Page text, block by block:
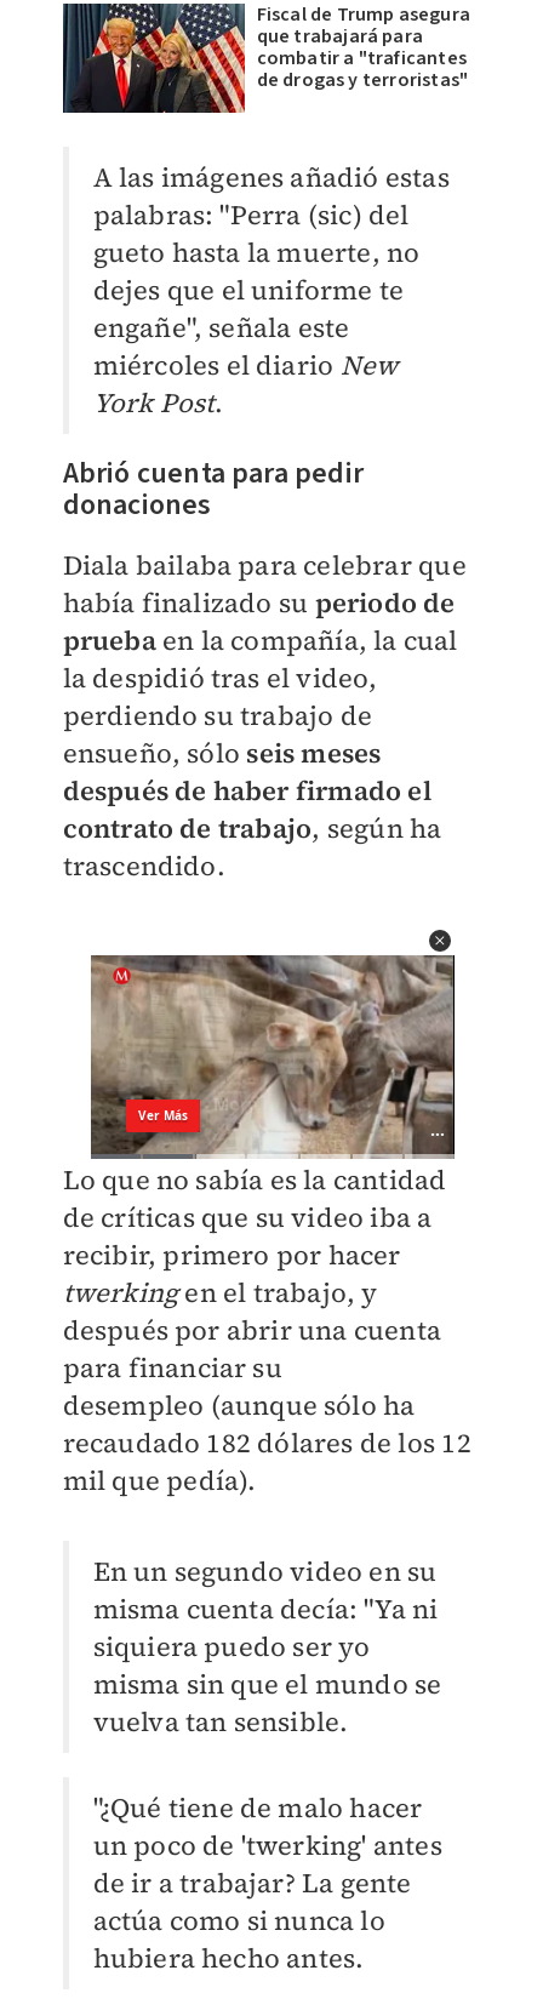
Fiscal de Trump asegura
que trabajará para
combatir a "traficantes
de drogas y terroristas"
A las imágenes añadió estas
palabras: "Perra (sic) del
gueto hasta la muerte, no
dejes que el uniforme te
engañe", señala este
miércoles el diario New
York Post.
Abrió cuenta para pedir
donaciones
Diala bailaba para celebrar que
había finalizado su periodo de
pruebaen la compañía, la cual
la despidió tras el video,
perdiendo su trabajo de
ensueño, sólo seis meses
después de haber firmado el
contrato de trabajo, según ha
trascendido.
Lo que no sabía es la cantidad
de críticas que su video iba a
recibir, primero por hacer
twerkingen el trabajo, y
después por abrir una cuenta
para financiar su
desempleo (aunque sólo ha
recaudado 182 dólares de los 12
mil que pedía).
En un segundo video en su
misma cuenta decía: "Ya ni
siquiera puedo ser yo
misma sin que el mundo se
vuelva tan sensible.
"¿Qué tiene de malo hacer
un poco de 'twerking' antes
de ir a trabajar? La gente
actúa como si nunca lo
hubiera hecho antes.